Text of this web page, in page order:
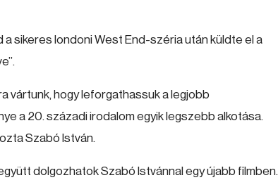
sikeres londoni West End-széria után küldte el a
vártunk, hogy leforgathassuk a legjobb
a 20. századi irodalom egyik legszebb alkotása.
Szabó István.
dolgozhatok Szabó Istvánnal egy újabb filmben.